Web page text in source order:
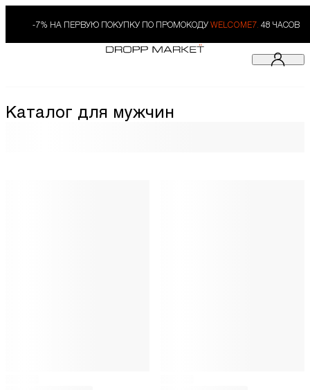
-7% НА ПЕРВУЮ ПОКУПКУ ПО ПРОМОКОДУ WELCOME7. 48 ЧАСОВ
Каталог для мужчин